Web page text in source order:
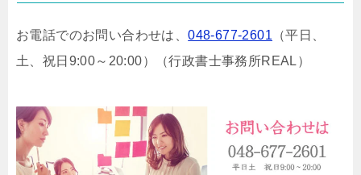
お電話でのお問い合わせは、048-677-2601 （平日、
土、祝日9:00～20:00）
（行政書士事務所REAL）